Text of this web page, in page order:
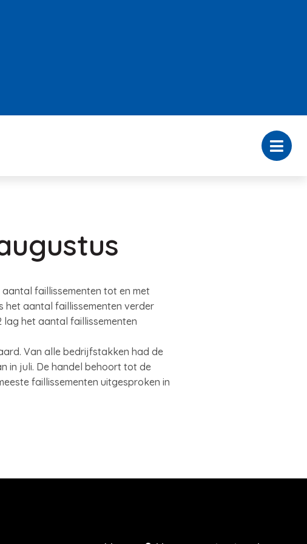
aantal faillissementen tot en met
het aantal faillissementen verder
lag het aantal faillissementen
Van alle bedrijfstakken had de
in juli. De handel behoort tot de
faillissementen uitgesproken in